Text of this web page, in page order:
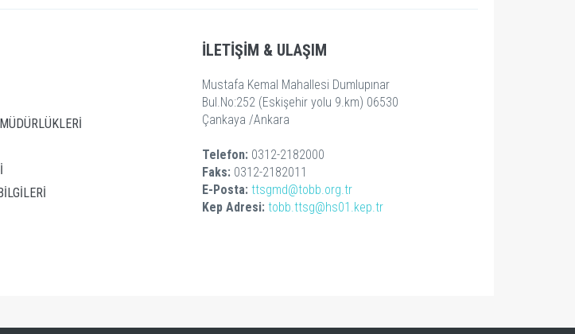
İLETİŞİM & ULAŞIM
Mustafa Kemal Mahallesi Dumlupınar
Bul.No:252 (Eskişehir yolu 9.km) 06530
Çankaya /Ankara
Telefon: 0312-2182000
Faks: 0312-2182011
E-Posta: ttsgmd@tobb.org.tr
Kep Adresi: tobb.ttsg@hs01.kep.tr